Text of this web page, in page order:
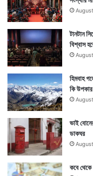
আরেকটা হল বারবেলা,
শুভকাজ নিষ্ফলই হয়ে
করলে ভাল ফল আশা করা
টানটান
বিশ্বাস
হিমবাহ
কি
ভাই
ডাকঘর
কবে থেকে